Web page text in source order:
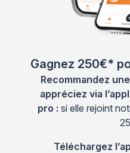
Gagnez 250€*
Recommandez
appréciez via
pro : si elle rejoint
Téléchargez